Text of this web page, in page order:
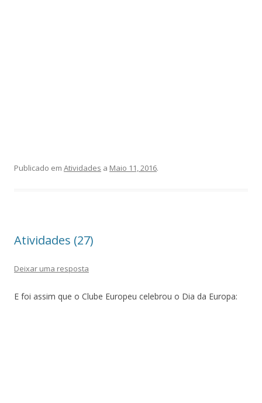
Publicado em Atividades a Maio 11, 2016.
Atividades (27)
Deixar uma resposta
E foi assim que o Clube Europeu celebrou o Dia da Europa: